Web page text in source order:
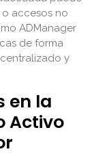
accesos no
ADManager
de forma
y
en la
Activo